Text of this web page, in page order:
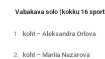
Vabakava solo (kokku 16
koht – Aleksandra Orlova
koht – Mariia Nazarova